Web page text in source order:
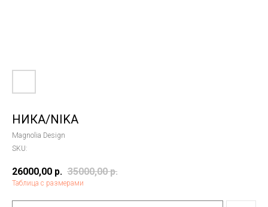
НИКА/NIKA
Magnolia Design
SKU:
26000,00 р. 35000,00 р.
Таблица с размерами